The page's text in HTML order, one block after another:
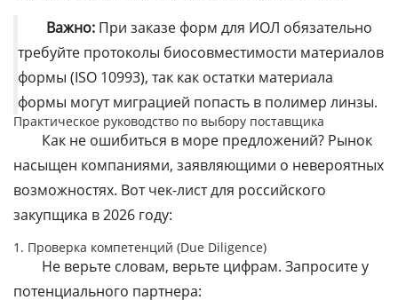
Важно: При заказе форм для ИОЛ обязательно
требуйте протоколы биосовместимости материалов
формы (ISO 10993), так как остатки материала
формы могут миграцией попасть в полимер линзы.
Практическое руководство по выбору поставщика
Как не ошибиться в море предложений? Рынок
насыщен компаниями, заявляющими о невероятных
возможностях. Вот чек-лист для российского
закупщика в 2026 году:
1. Проверка компетенций (Due Diligence)
Не верьте словам, верьте цифрам. Запросите у
потенциального партнера: